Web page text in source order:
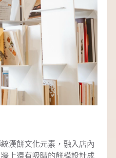
漢餅文化元素，融入店內
上還有吸睛的餅模設計成